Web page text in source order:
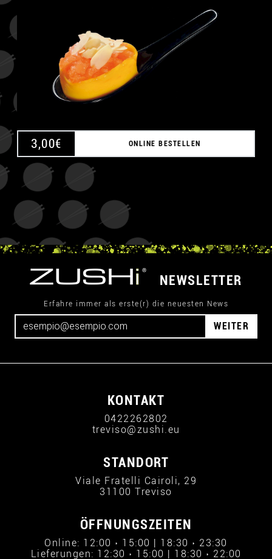
3,00€ ONLINE BESTELLEN
NEWSLETTER
Erfahre immer als erste(r) die neuesten News
WEITER
KONTAKT
0422262802
treviso@zushi.eu
STANDORT
Viale Fratelli Cairoli, 29
31100 Treviso
ÖFFNUNGSZEITEN
Online: 12:00 › 15:00 | 18:30 › 23:30
Lieferungen: 12:30 › 15:00 | 18:30 › 22:00